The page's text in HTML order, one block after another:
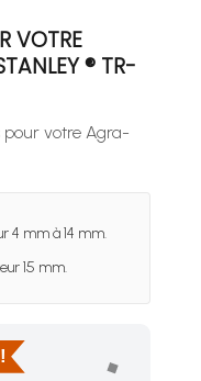
VOTRE
® TR-
pour votre Agra-
4 mm à 14 mm.
15 mm.